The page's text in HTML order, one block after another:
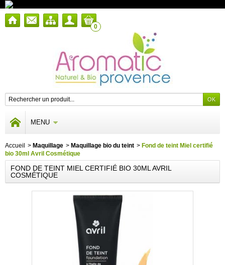
0
MENU
Accueil > Maquillage > Maquillage bio du teint > Fond de teint Miel certifié
bio 30ml Avril Cosmétique
FOND DE TEINT MIEL CERTIFIÉ BIO 30ML AVRIL
COSMÉTIQUE